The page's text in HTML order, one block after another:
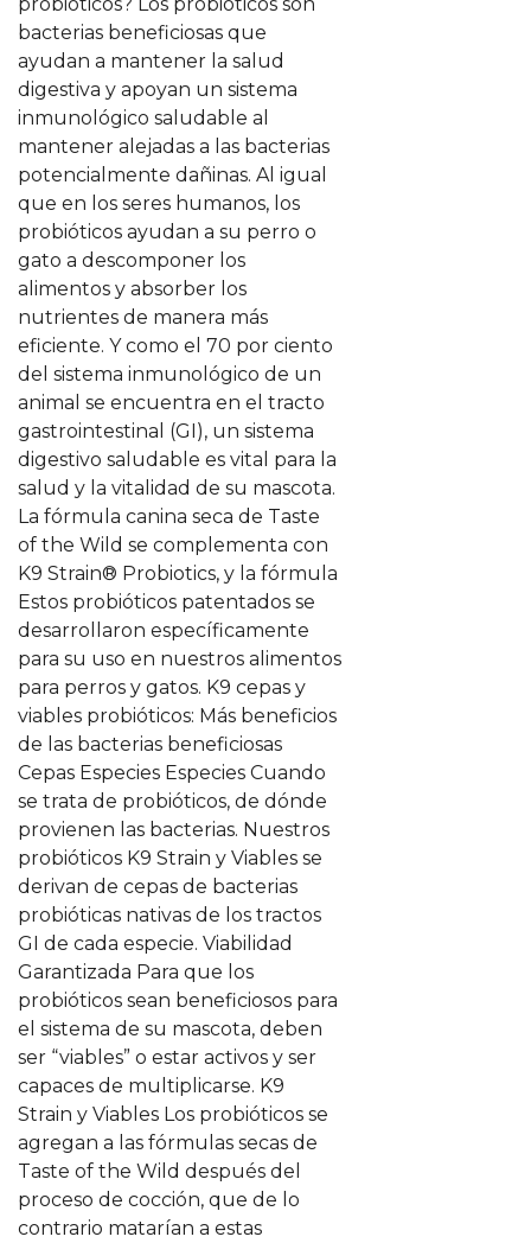
bacterias beneficiosas que
ayudan a mantener la salud
digestiva y apoyan un sistema
inmunológico saludable al
mantener alejadas a las bacterias
potencialmente dañinas. Al igual
que en los seres humanos, los
probióticos ayudan a su perro o
gato a descomponer los
alimentos y absorber los
nutrientes de manera más
eficiente. Y como el 70 por ciento
del sistema inmunológico de un
animal se encuentra en el tracto
gastrointestinal (GI), un sistema
digestivo saludable es vital para la
salud y la vitalidad de su mascota.
La fórmula canina seca de Taste
of the Wild se complementa con
K9 Strain® Probiotics, y la fórmula
seca felina de Taste of the Wild se
potencia con Viables® Probiotics.
Estos probióticos patentados se
desarrollaron específicamente
para su uso en nuestros alimentos
para perros y gatos. K9 cepas y
viables probióticos: Más beneficios
de las bacterias beneficiosas
Cepas Especies Especies Cuando
se trata de probióticos, de dónde
provienen las bacterias. Nuestros
probióticos K9 Strain y Viables se
derivan de cepas de bacterias
probióticas nativas de los tractos
GI de cada especie. Viabilidad
Garantizada Para que los
probióticos sean beneficiosos para
el sistema de su mascota, deben
ser “viables” o estar activos y ser
capaces de multiplicarse. K9
Strain y Viables Los probióticos se
agregan a las fórmulas secas de
Taste of the Wild después del
proceso de cocción, que de lo
contrario matarían a estas